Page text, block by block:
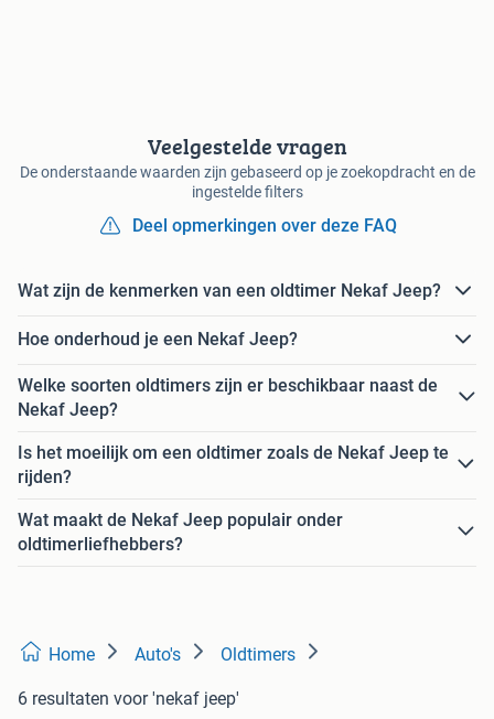
Veelgestelde vragen
De onderstaande waarden zijn gebaseerd op je zoekopdracht en de
ingestelde filters
Deel opmerkingen over deze FAQ
Wat zijn de kenmerken van een oldtimer Nekaf Jeep?
Hoe onderhoud je een Nekaf Jeep?
Welke soorten oldtimers zijn er beschikbaar naast de
Nekaf Jeep?
Is het moeilijk om een oldtimer zoals de Nekaf Jeep te
rijden?
Wat maakt de Nekaf Jeep populair onder
oldtimerliefhebbers?
Home Auto's Oldtimers
6 resultaten voor 'nekaf jeep'